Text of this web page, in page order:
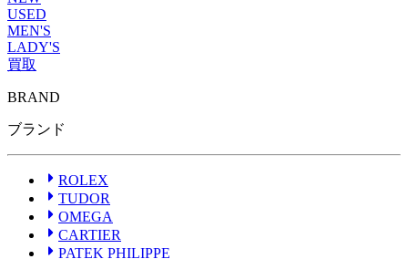
USED
MEN'S
LADY'S
買取
ブランドから探す
ROLEX
OMEGA
AUDEMARS PIGUET
A.LANGE&SOHNE
GLASHUTTE ORIGINAL
VACHERON CONSTANTIN
BREGUET
BRAND
ブランド
ROLEX
TUDOR
OMEGA
CARTIER
PATEK PHILIPPE